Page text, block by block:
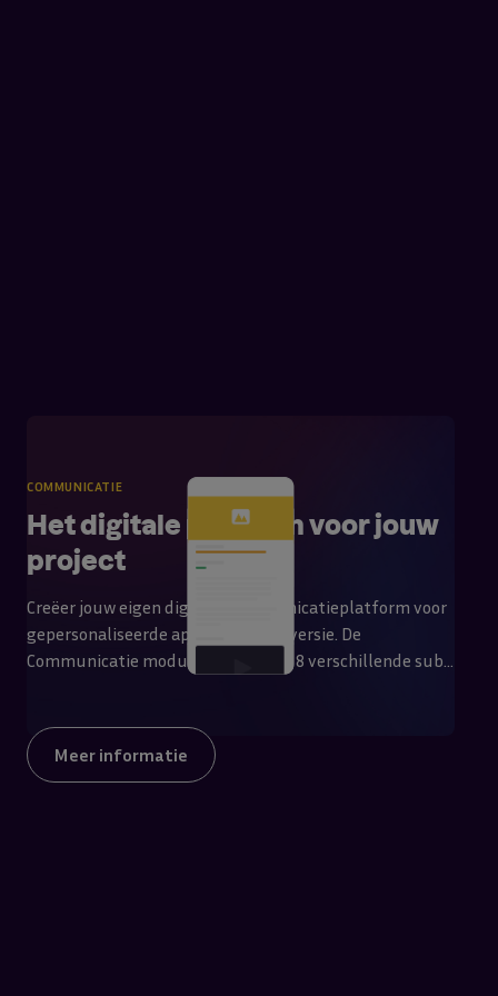
COMMUNICATIE
Het digitale platform voor jouw
project
Creëer jouw eigen digitale communicatieplatform voor
gepersonaliseerde app en desktopversie. De
Communicatie module bestaat uit 8 verschillende sub-
betrokkenen.
Meer informatie